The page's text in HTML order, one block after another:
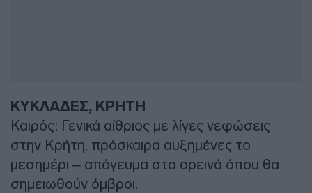
ΚΥΚΛΑΔΕΣ, ΚΡΗΤΗ
Καιρός: Γενικά αίθριος με λίγες νεφώσεις
στην Κρήτη, πρόσκαιρα αυξημένες το
μεσημέρι – απόγευμα στα ορεινά όπου θα
σημειωθούν όμβροι.